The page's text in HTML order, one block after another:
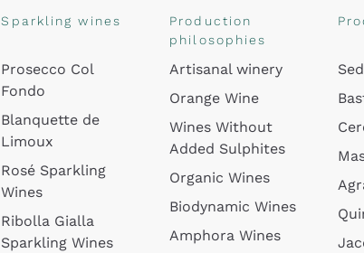
Sparkling wines
Prosecco Col
Fondo
Blanquette de
Limoux
Rosé Sparkling
Wines
Ribolla Gialla
Sparkling Wines
Production
philosophies
Artisanal winery
Orange Wine
Wines Without
Added Sulphites
Organic Wines
Biodynamic Wines
Amphora Wines